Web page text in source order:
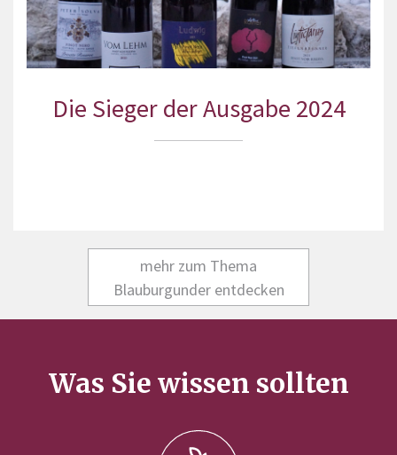
Die Sieger der Ausgabe 2024
mehr zum Thema
Blauburgunder entdecken
Was Sie wissen sollten